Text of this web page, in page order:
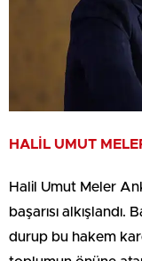
HALİL UMUT
Halil Umut Meler
başarısı alkışlandı.
durup bu hakem